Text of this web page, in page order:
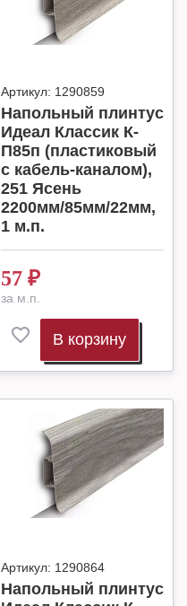
Артикул: 1290859
Напольный плинтус
Идеал Классик К-
П85п (пластиковый
с кабель-каналом),
251 Ясень
2200мм/85мм/22мм,
1 м.п.
57 ₽
за м.п.
В корзину
Артикул: 1290864
Напольный плинтус